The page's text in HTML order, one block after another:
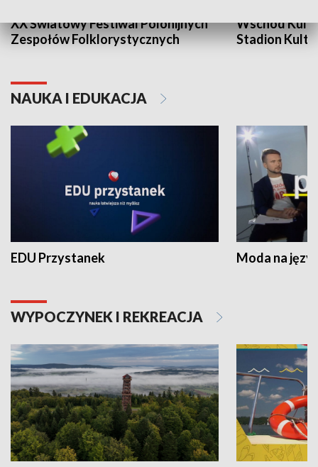
XX Światowy Festiwal Polonijnych
Zespołów Folklorystycznych
Wschód
Stadion
NAUKA I EDUKACJA
EDU Przystanek Moda na
WYPOCZYNEK I REKREACJA